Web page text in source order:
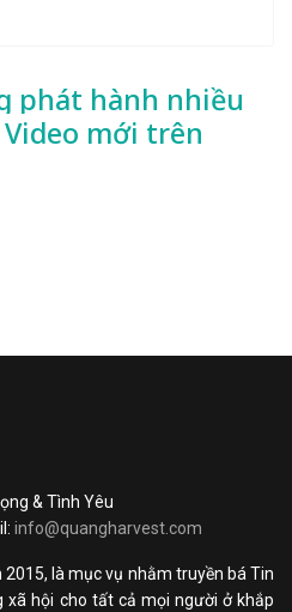
phát hành nhiều
mới trên
& Tình Yêu
info@quangharvest.com
là mục vụ nhằm truyền bá Tin
xã hội cho tất cả mọi người ở khắp